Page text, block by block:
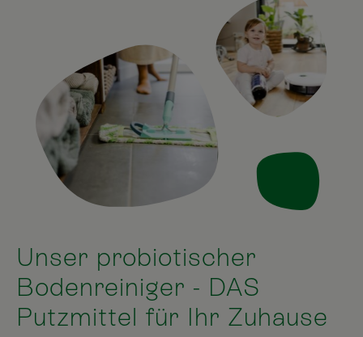
Unser probiotischer
Bodenreiniger - DAS
Putzmittel für Ihr Zuhause